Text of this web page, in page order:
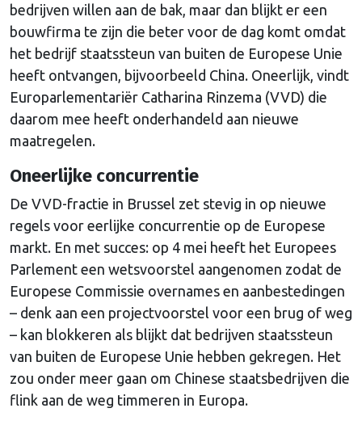
bedrijven willen aan de bak, maar dan blijkt er een
bouwfirma te zijn die beter voor de dag komt omdat
het bedrijf staatssteun van buiten de Europese Unie
heeft ontvangen, bijvoorbeeld China. Oneerlijk, vindt
Europarlementariër Catharina Rinzema (VVD) die
daarom mee heeft onderhandeld aan nieuwe
maatregelen.
Oneerlijke concurrentie
De VVD-fractie in Brussel zet stevig in op nieuwe
regels voor eerlijke concurrentie op de Europese
markt. En met succes: op 4 mei heeft het Europees
Parlement een wetsvoorstel aangenomen zodat de
Europese Commissie overnames en aanbestedingen
– denk aan een projectvoorstel voor een brug of weg
– kan blokkeren als blijkt dat bedrijven staatssteun
van buiten de Europese Unie hebben gekregen. Het
zou onder meer gaan om Chinese staatsbedrijven die
flink aan de weg timmeren in Europa.